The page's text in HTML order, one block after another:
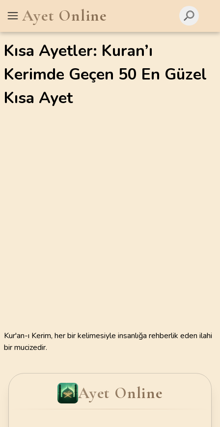
Ayet Online
Kısa Ayetler: Kuran’ı
Kerimde Geçen 50 En Güzel
Kısa Ayet
Kur'an-ı Kerim, her bir kelimesiyle insanlığa rehberlik eden ilahi
bir mucizedir.
Ayet Online